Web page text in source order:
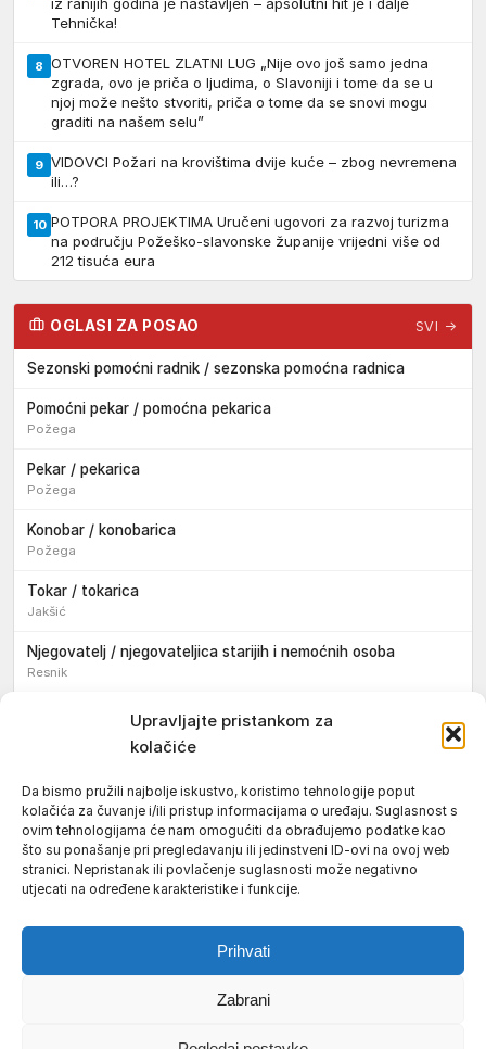
Upravljajte pristankom za
kolačiće
Da bismo pružili najbolje iskustvo, koristimo tehnologije poput
kolačića za čuvanje i/ili pristup informacijama o uređaju. Suglasnost s
ovim tehnologijama će nam omogućiti da obrađujemo podatke kao
što su ponašanje pri pregledavanju ili jedinstveni ID-ovi na ovoj web
stranici. Nepristanak ili povlačenje suglasnosti može negativno
utjecati na određene karakteristike i funkcije.
Prihvati
Zabrani
Tehnička!
8 OTVOREN HOTEL ZLATNI LUG „Nije ovo još samo jedna
zgrada, ovo je priča o ljudima, o Slavoniji i tome da se u
njoj može nešto stvoriti, priča o tome da se snovi mogu
graditi na našem selu”
9 VIDOVCI Požari na krovištima dvije kuće – zbog nevremena
ili…?
10 POTPORA PROJEKTIMA Uručeni ugovori za razvoj turizma
na području Požeško-slavonske županije vrijedni više od
212 tisuća eura
OGLASI ZA POSAO SVI →
Sezonski pomoćni radnik / sezonska pomoćna radnica
Pomoćni pekar / pomoćna pekarica
Požega
Pekar / pekarica
Požega
Konobar / konobarica
Požega
Tokar / tokarica
Jakšić
Njegovatelj / njegovateljica starijih i nemoćnih osoba
Resnik
Konobar / konobarica
Jakšić
Vozač / vozačica teretnog vozila s poluprikolicom
Požega
Pomoćnik/ica u nastavi